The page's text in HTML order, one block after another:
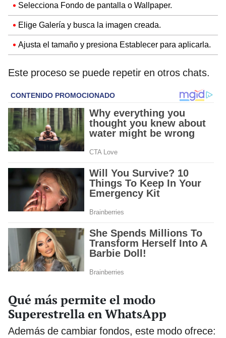
Selecciona Fondo de pantalla o Wallpaper.
Elige Galería y busca la imagen creada.
Ajusta el tamaño y presiona Establecer para aplicarla.
Este proceso se puede repetir en otros chats.
Qué más permite el modo
Superestrella en WhatsApp
Además de cambiar fondos, este modo ofrece: